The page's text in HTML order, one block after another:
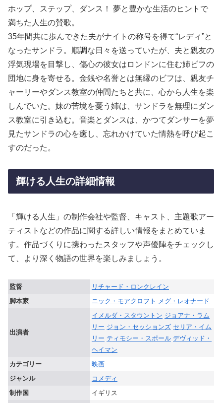
ホップ、ステップ、ダンス！ 夢と豊かな生活のヒントで
満ちた人生の賛歌。
35年間共に歩んできた夫がナイトの称号を得て“レディ”と
なったサンドラ。順調な日々を送っていたが、夫と親友の
浮気現場を目撃し、傷心の彼女はロンドンに住む姉ビフの
団地に身を寄せる。金銭や名誉とは無縁のビフは、親友チ
ャーリーやダンス教室の仲間たちと共に、心から人生を楽
しんでいた。妹の苦境を憂う姉は、サンドラを無理にダン
ス教室に引き込む。音楽とダンスは、かつてダンサーを夢
見たサンドラの心を癒し、忘れかけていた情熱を呼び起こ
すのだった。
輝ける人生の詳細情報
「輝ける人生」の制作会社や監督、キャスト、主題歌アー
ティストなどの作品に関する詳しい情報をまとめていま
す。作品づくりに携わったスタッフや声優陣をチェックし
て、より深く物語の世界を楽しみましょう。
監督
リチャード・ロンクレイン
脚本家
ニック・モアクロフト メグ・レオナード
出演者
イメルダ・スタウントン ジョアナ・ラム
リー ジョン・セッションズ セリア・イム
リー ティモシー・スポール デヴィッド・
ヘイマン
カテゴリー
映画
ジャンル
コメディ
制作国
イギリス